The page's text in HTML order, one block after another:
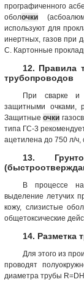
прографиченного
оболочки
используют для
инертных, газов при
С. Картонные
12. Правила
трубопроводов
При сварке и
защитными очками,
Защитныеочки
типа ГС-3
ацетилена до 750 л/ч,
13.
В процессе
выделение летучих
кожу, слизистые обол
общетоксические
14. Разметка
Для этого из
проводят
диаметра трубы